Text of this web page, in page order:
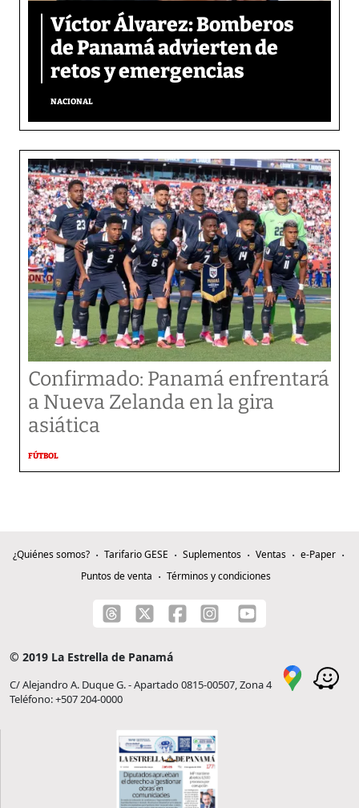
Víctor Álvarez: Bomberos
de Panamá advierten de
retos y emergencias
NACIONAL
Confirmado: Panamá enfrentará
a Nueva Zelanda en la gira
asiática
FÚTBOL
¿Quiénes somos? Tarifario GESE Suplementos Ventas
e-Paper
Puntos de venta
Términos y condiciones
© 2019 La Estrella de Panamá
C/ Alejandro A. Duque G. - Apartado 0815-00507, Zona 4
Teléfono: +507 204-0000